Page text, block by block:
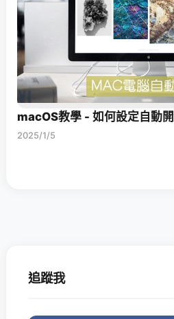
macOS教學 - 如何設定自動
2025/1/5
追蹤我